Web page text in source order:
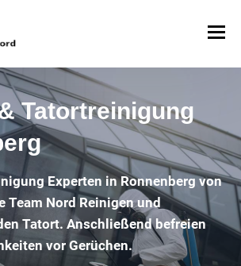
Tatortreinigung
Experten in Ronnenberg von
Team Nord Reinigen und
Tatort. Anschließend befreien
vor Gerüchen.